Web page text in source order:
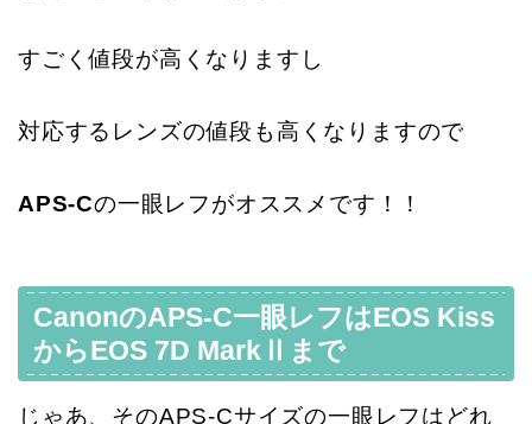
すごく値段が高くなりますし
対応するレンズの値段も高くなりますので
APS-Cの一眼レフがオススメです！！
CanonのAPS-C一眼レフはEOS Kiss
からEOS 7D MarkⅡまで
じゃあ、そのAPS-Cサイズの一眼レフはどれ